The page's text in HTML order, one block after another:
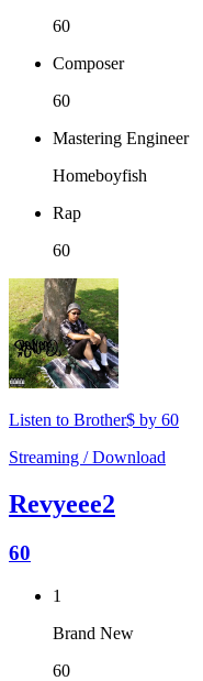
60
Composer
60
Mastering Engineer
Homeboyfish
Rap
60
Listen to Brother$ by 60
Streaming / Download
Revyeee2
60
1
Brand New
60